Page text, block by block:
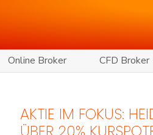
Online Broker CFD Broker
AKTIE IM FOKUS: